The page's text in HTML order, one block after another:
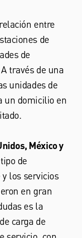
entre
de
de
través de una
unidades de
un domicilio en
México y
de
los servicios
en gran
es la
carga de